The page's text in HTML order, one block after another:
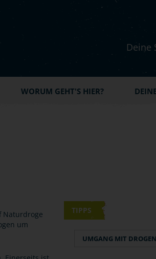
Deine
WORUM GEHT'S HIER?
Naturdroge
um
TIPPS
UMGANG MIT DROGEN